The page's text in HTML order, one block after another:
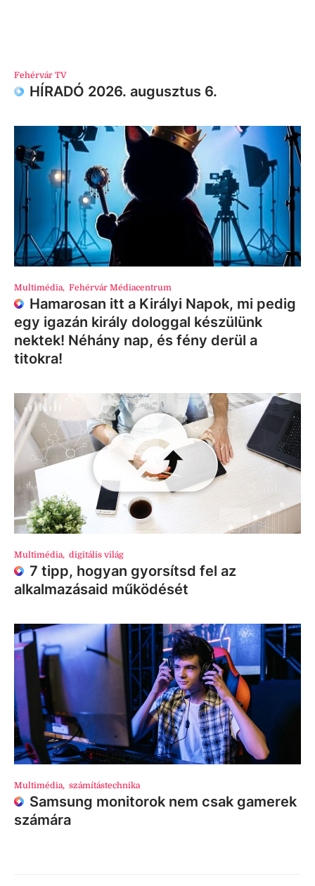
Fehérvár TV
HÍRADÓ 2026. augusztus 6.
Multimédia, Fehérvár Médiacentrum
Hamarosan itt a Királyi Napok, mi pedig
egy igazán király dologgal készülünk
nektek! Néhány nap, és fény derül a
titokra!
Multimédia, digitális világ
7 tipp, hogyan gyorsítsd fel az
alkalmazásaid működését
Multimédia, számítástechnika
Samsung monitorok nem csak gamerek
számára